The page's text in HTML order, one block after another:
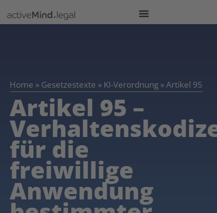
Home » Gesetzestexte » KI-Verordnung »Artikel 95
Artikel 95 –
für die
freiwillige
Anwendung